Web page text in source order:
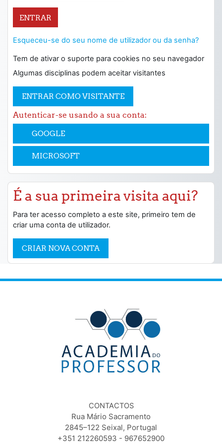
ENTRAR
Esqueceu-se do seu nome de utilizador ou da senha?
Tem de ativar o suporte para cookies no seu navegador
Algumas disciplinas podem aceitar visitantes
ENTRAR COMO VISITANTE
Autenticar-se usando a sua conta:
GOOGLE
MICROSOFT
É a sua primeira visita aqui?
Para ter acesso completo a este site, primeiro tem de
criar uma conta de utilizador.
CRIAR NOVA CONTA
CONTACTOS
Rua Mário Sacramento
2845–122 Seixal, Portugal
+351 212260593 - 967652900